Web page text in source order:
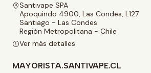
Santivape SPA
Apoquindo 4900, Las Condes, L127
Santiago - Las Condes
Región Metropolitana - Chile
Ver más detalles
MAYORISTA.SANTIVAPE.CL